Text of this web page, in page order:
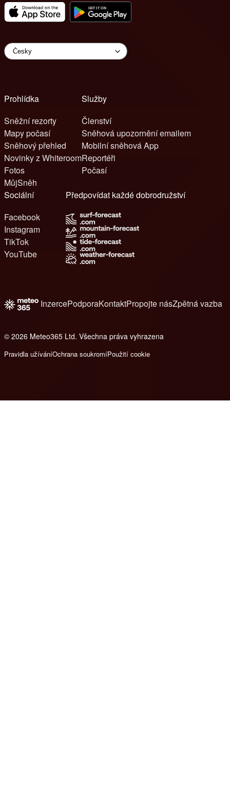
Prohlídka
Sněžní rezorty
Mapy počasí
Sněhový přehled
Novinky z Whiteroom
Fotos
MůjSněh
Služby
Členství
Sněhová upozornění emailem
Mobilní sněhová App
Reportéři
Počasí
Sociální
Facebook
Instagram
TikTok
YouTube
Předpovídat každé dobrodružství
InzercePodporaKontaktPropojte násZpětná vazba
© 2026 Meteo365 Ltd. Všechna práva vyhrazena
Pravidla užíváníOchrana soukromíPoužití cookie